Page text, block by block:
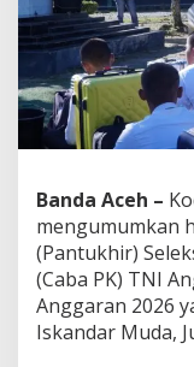
Banda Aceh –
mengumumkan
(Pantukhir)
(Caba PK) TNI
Anggaran 2026
Iskandar Muda,